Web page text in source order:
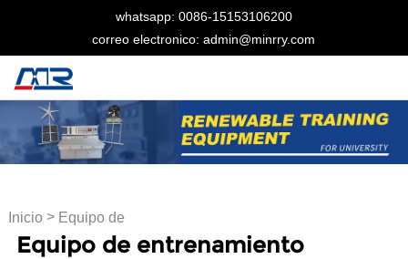
whatsapp: 0086-15153106200
correo electronico: admin@minrry.com
Inicio> Equipo de
entrenamiento automotriz
Equipo de entrenamiento